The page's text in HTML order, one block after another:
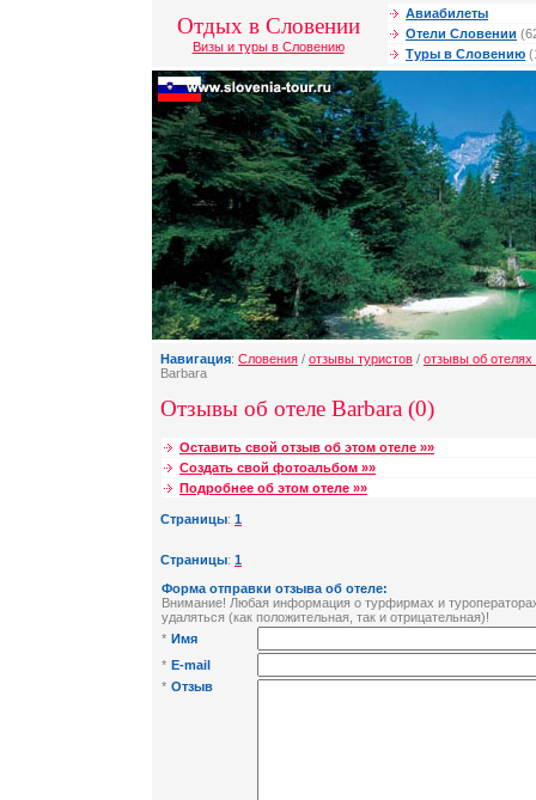
Отдых в Словении
Визы и туры в Словению
Авиабилеты
Отели Словении
Туры в Словению
Навигация: Словения / отзывы туристов / отзывы об
Barbara
Отзывы об отеле Barbara (0)
Оставить свой отзыв об этом отеле »»
Создать свой фотоальбом »»
Подробнее об этом отеле »»
Страницы: 1
Страницы: 1
Форма отправки отзыва об отеле:
Внимание! Любая информация о турфирмах и
удаляться (как положительная, так и отрицательная)!
* Имя
* E-mail
* Отзыв